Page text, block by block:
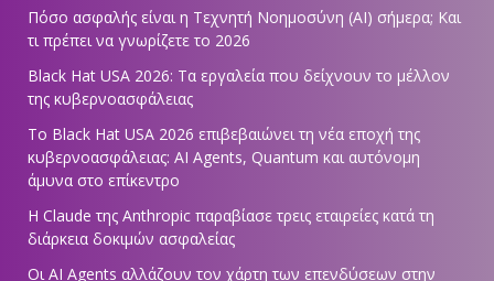
Πόσο ασφαλής είναι η Τεχνητή Νοημοσύνη (AI) σήμερα; Και
τι πρέπει να γνωρίζετε το 2026
Black Hat USA 2026: Τα εργαλεία που δείχνουν το μέλλον
της κυβερνοασφάλειας
Το Black Hat USA 2026 επιβεβαιώνει τη νέα εποχή της
κυβερνοασφάλειας: AI Agents, Quantum και αυτόνομη
άμυνα στο επίκεντρο
Η Claude της Anthropic παραβίασε τρεις εταιρείες κατά τη
διάρκεια δοκιμών ασφαλείας
Οι AI Agents αλλάζουν τον χάρτη των επενδύσεων στην